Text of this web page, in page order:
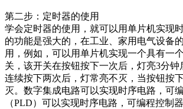
第二步：定时器的使用
学会定时器的使用，就可以用单片机实现
的功能是强大的，在工业、家用电气设备
用，例如，可以用单片机实现一个具有一
关，该开关在按钮按下一次后，灯亮3分钟
连续按下两次后，灯常亮不灭，当按钮按
灭。数字集成电路可以实现时序电路，可
（PLD）可以实现时序电路，可编程控制